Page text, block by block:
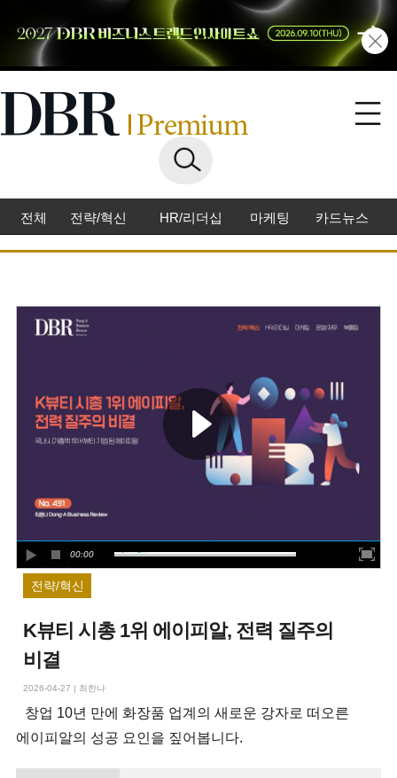
전체 전략/혁신 HR/리더십 마케팅 카드뉴스
00:00
전략/혁신
K뷰티 시총 1위 에이피알, 전력 질주의
비결
2026-04-27 | 최한나
창업 10년 만에 화장품 업계의 새로운 강자로 떠오른
에이피알의 성공 요인을 짚어봅니다.